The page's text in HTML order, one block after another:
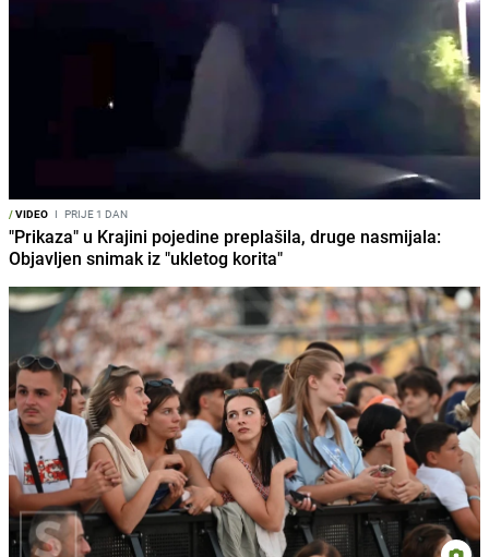
/VIDEO I PRIJE 1 DAN
"Prikaza" u Krajini pojedine preplašila, druge nasmijala:
Objavljen snimak iz "ukletog korita"